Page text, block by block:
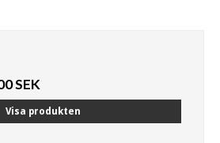
SEK
Visa produkten